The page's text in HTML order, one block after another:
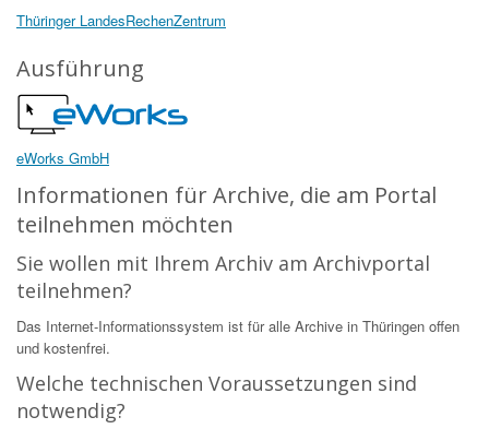
Thüringer LandesRechenZentrum
Ausführung
eWorks GmbH
Informationen für Archive, die am Portal
teilnehmen möchten
Sie wollen mit Ihrem Archiv am Archivportal
teilnehmen?
Das Internet-Informationssystem ist für alle Archive in Thüringen offen
und kostenfrei.
Welche technischen Voraussetzungen sind
notwendig?